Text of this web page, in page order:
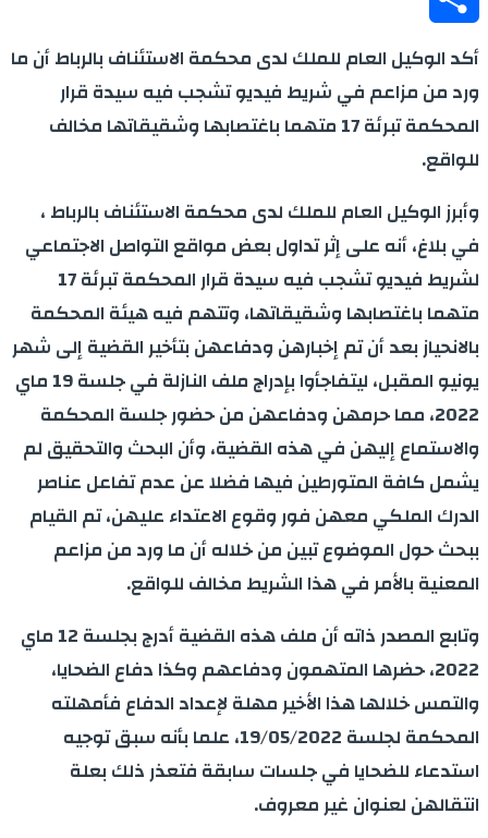
Share
أكد الوكيل العام للملك لدى محكمة الاستئناف بالرباط أن ما
ورد من مزاعم في شريط فيديو تشجب فيه سيدة قرار
المحكمة تبرئة 17 متهما باغتصابها وشقيقاتها مخالف
للواقع.
وأبرز الوكيل العام للملك لدى محكمة الاستئناف بالرباط ،
في بلاغ، أنه على إثر تداول بعض مواقع التواصل الاجتماعي
لشريط فيديو تشجب فيه سيدة قرار المحكمة تبرئة 17
متهما باغتصابها وشقيقاتها، وتتهم فيه هيئة المحكمة
بالانحياز بعد أن تم إخبارهن ودفاعهن بتأخير القضية إلى شهر
يونيو المقبل، ليتفاجأوا بإدراج ملف النازلة في جلسة 19 ماي
2022، مما حرمهن ودفاعهن من حضور جلسة المحكمة
والاستماع إليهن في هذه القضية، وأن البحث والتحقيق لم
يشمل كافة المتورطين فيها فضلا عن عدم تفاعل عناصر
الدرك الملكي معهن فور وقوع الاعتداء عليهن، تم القيام
ببحث حول الموضوع تبين من خلاله أن ما ورد من مزاعم
المعنية بالأمر في هذا الشريط مخالف للواقع.
وتابع المصدر ذاته أن ملف هذه القضية أدرج بجلسة 12 ماي
2022، حضرها المتهمون ودفاعهم وكذا دفاع الضحايا،
والتمس خلالها هذا الأخير مهلة لإعداد الدفاع فأمهلته
المحكمة لجلسة 19/05/2022، علما بأنه سبق توجيه
استدعاء للضحايا في جلسات سابقة فتعذر ذلك بعلة
انتقالهن لعنوان غير معروف.